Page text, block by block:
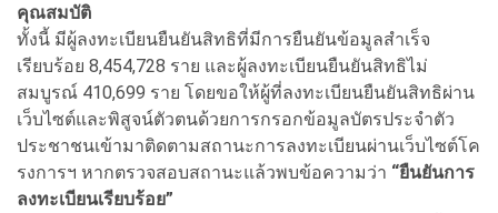
คุณสมบัติ
ทั้งนี้ มีผู้ลงทะเบียนยืนยันสิทธิที่มีการยืนยันข้อมูลสำเร็จ
เรียบร้อย 8,454,728 ราย และผู้ลงทะเบียนยืนยันสิทธิไม่
สมบูรณ์ 410,699 ราย โดยขอให้ผู้ที่ลงทะเบียนยืนยันสิทธิผ่าน
เว็บไซต์และพิสูจน์ตัวตนด้วยการกรอกข้อมูลบัตรประจำตัว
ประชาชนเข้ามาติดตามสถานะการลงทะเบียนผ่านเว็บไซต์โค
รงการฯ หากตรวจสอบสถานะแล้วพบข้อความว่า “ยืนยันการ
ลงทะเบียนเรียบร้อย”